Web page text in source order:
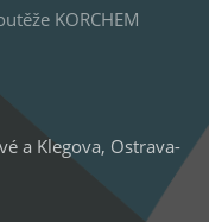
KORCHEM
a Klegova, Ostrava-